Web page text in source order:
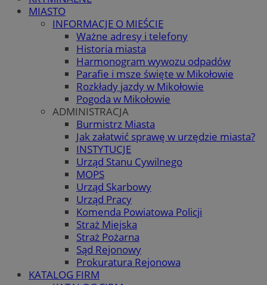
MIASTO
INFORMACJE O MIEŚCIE
Ważne adresy i telefony
Historia miasta
Harmonogram wywozu odpadów
Parafie i msze święte w Mikołowie
Rozkłady jazdy w Mikołowie
Pogoda w Mikołowie
ADMINISTRACJA
Burmistrz Miasta
Jak załatwić sprawę w urzędzie miasta?
INSTYTUCJE
Urząd Stanu Cywilnego
MOPS
Urząd Skarbowy
Urząd Pracy
Komenda Powiatowa Policji
Straż Miejska
Straż Pożarna
Sąd Rejonowy
Prokuratura Rejonowa
KATALOG FIRM